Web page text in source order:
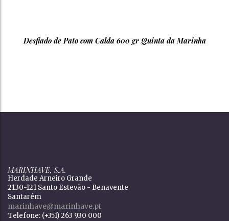
Desfiado de Pato com Calda 600 gr Quinta da Marinha
MARINHAVE, S.A.
Herdade Arneiro Grande
2130-121 Santo Estevão - Benavente
Santarém
marinhave@marinhave.pt
Telefone: (+351) 263 930 000